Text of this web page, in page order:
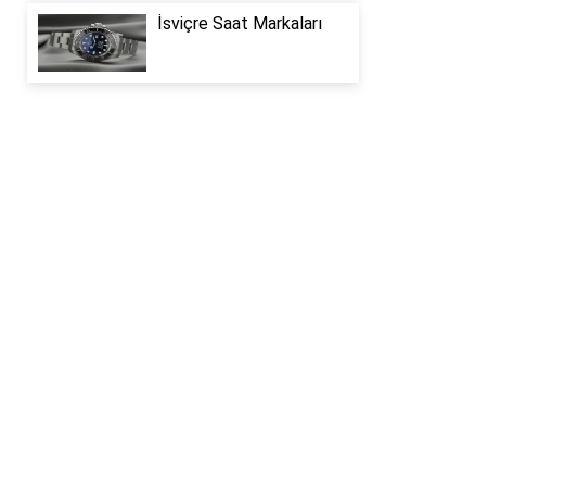
İsviçre Saat Markaları